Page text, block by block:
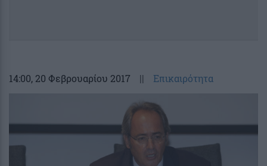
14:00, 20 Φεβρουαρίου 2017 || Επικαιρότητα